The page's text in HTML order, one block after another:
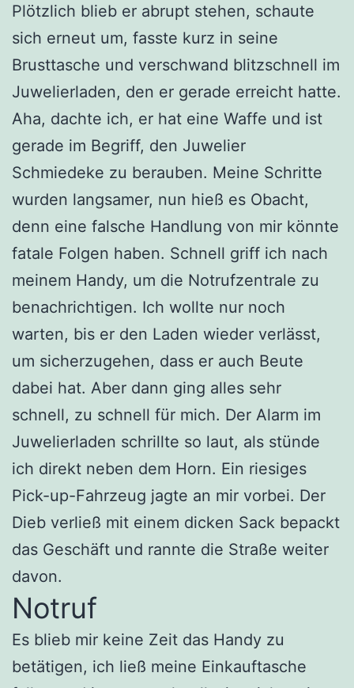
Plötzlich blieb er abrupt stehen, schaute
sich erneut um, fasste kurz in seine
Brusttasche und verschwand blitzschnell im
Juwelierladen, den er gerade erreicht hatte.
Aha, dachte ich, er hat eine Waffe und ist
gerade im Begriff, den Juwelier
Schmiedeke zu berauben. Meine Schritte
wurden langsamer, nun hieß es Obacht,
denn eine falsche Handlung von mir könnte
fatale Folgen haben. Schnell griff ich nach
meinem Handy, um die Notrufzentrale zu
benachrichtigen. Ich wollte nur noch
warten, bis er den Laden wieder verlässt,
um sicherzugehen, dass er auch Beute
dabei hat. Aber dann ging alles sehr
schnell, zu schnell für mich. Der Alarm im
Juwelierladen schrillte so laut, als stünde
ich direkt neben dem Horn. Ein riesiges
Pick-up-Fahrzeug jagte an mir vorbei. Der
Dieb verließ mit einem dicken Sack bepackt
das Geschäft und rannte die Straße weiter
davon.
Notruf
Es blieb mir keine Zeit das Handy zu
betätigen, ich ließ meine Einkauftasche